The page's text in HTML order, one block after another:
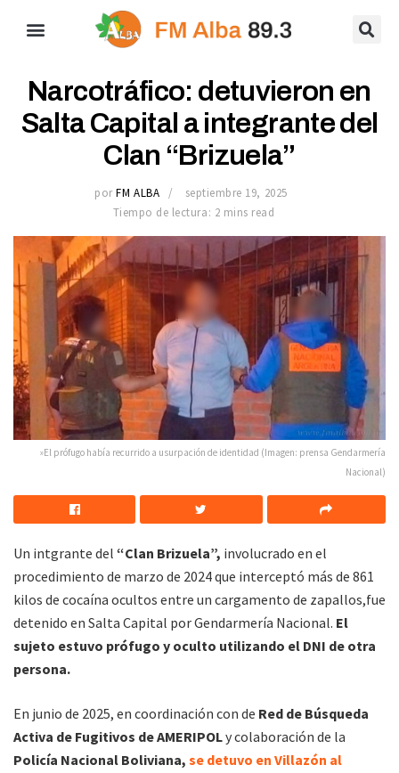
Narcotráfico: detuvieron en
Salta Capital a integrante del
Clan “Brizuela”
por FM ALBA
septiembre 19, 2025
Tiempo de lectura: 2 mins read
»El prófugo había recurrido a usurpación de identidad (Imagen: prensa Gendarmería
Nacional)
Un intgrante del “Clan Brizuela”, involucrado en el
procedimiento de marzo de 2024 que interceptó más de 861
kilos de cocaína ocultos entre un cargamento de zapallos,fue
detenido en Salta Capital por Gendarmería Nacional. El
sujeto estuvo prófugo y oculto utilizando el DNI de otra
persona.
En junio de 2025, en coordinación con de Red de Búsqueda
Activa de Fugitivos de AMERIPOLy colaboración de la
Policía Nacional Boliviana, se detuvo en Villazón al